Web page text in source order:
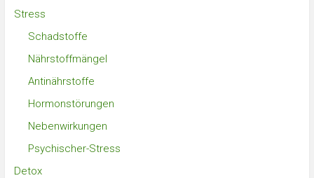
Stress
Schadstoffe
Nährstoffmängel
Antinährstoffe
Hormonstörungen
Nebenwirkungen
Psychischer-Stress
Detox